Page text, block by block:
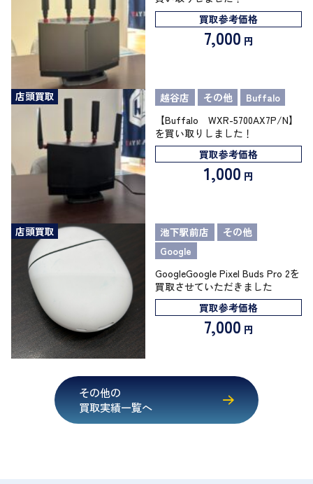
買取参考価格
7,000 円
店頭買取 越谷店 その他
Buffalo
【Buffalo WXR-5700AX7P/N】
を買い取りしました！
買取参考価格
1,000 円
店頭買取 池下駅前店
その他
Google
GoogleGoogle Pixel Buds Pro 2を
買取させていただきました
買取参考価格
7,000 円
その他の
買取実績一覧へ